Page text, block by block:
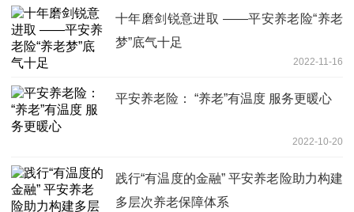
十年磨剑锐意进取 ——平安养老险“养老
梦”底气十足
2022-11-16
平安养老险： “养老”有温度 服务更暖心
2022-10-20
践行“有温度的金融” 平安养老险助力构建
多层次养老保障体系